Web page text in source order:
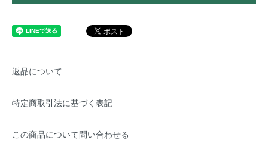
返品について
特定商取引法に基づく表記
この商品について問い合わせる